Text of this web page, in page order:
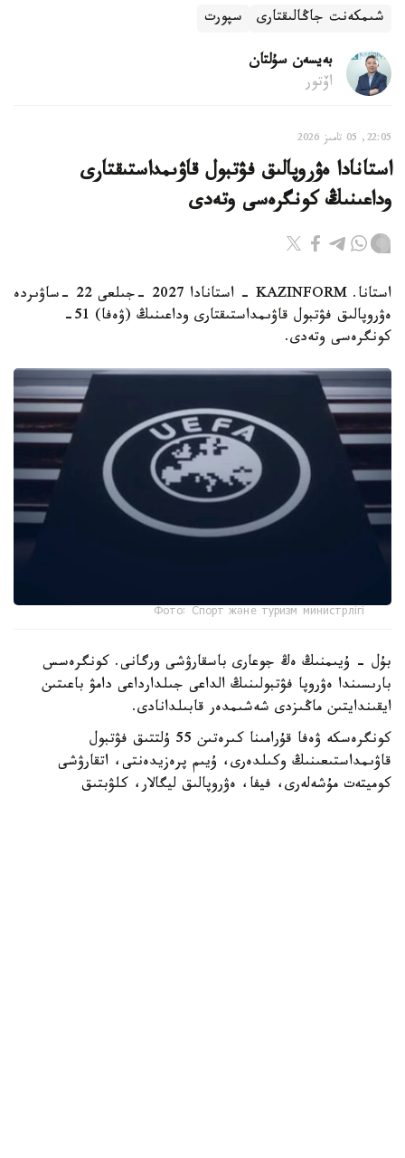
شىمكەنت جاڭالىقتارى سپورت
بەيسەن سۇلتان
اۆتور
22:05, 05 تامىز 2026
استانادا ەۋروپالىق فۋتبول قاۋىمداستىقتارى
وداعىنىڭ كونگرەسى وتەدى
استانا. KAZINFORM - استانادا 2027 -جىلعى 22 -ساۋىردە
ەۋروپالىق فۋتبول قاۋىمداستىقتارى وداعىنىڭ (ۋەفا) 51-
كونگرەسى وتەدى.
Фото: Спорт және туризм министрлігі
بۇل - ۇيىمنىڭ ەڭ جوعارى باسقارۋشى ورگانى. كونگرەسس
بارىسىندا ەۋروپا فۋتبولىنىڭ الداعى جىلدارداعى دامۋ باعىتىن
ايقىندايتىن ماڭىزدى شەشىمدەر قابىلدانادى.
كونگرەسكە ۋەفا قۇرامىنا كىرەتىن 55 ۇلتتىق فۋتبول
قاۋىمداستىعىنىڭ وكىلدەرى، ۇيىم پرەزيدەنتى، اتقارۋشى
كوميتەت مۇشەلەرى، فيفا، ەۋروپالىق ليگالار، كلۋبتىق